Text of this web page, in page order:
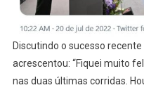
Discutindo o sucesso
acrescentou: “Fiquei muito
nas duas últimas corridas.